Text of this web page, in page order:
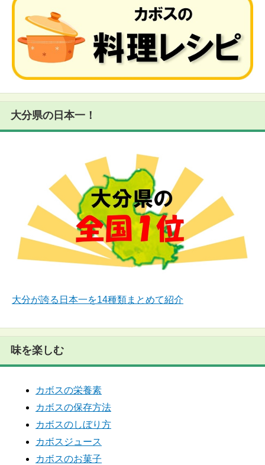
大分県の日本一！
大分が誇る日本一を14種類まとめて紹介
味を楽しむ
カボスの栄養素
カボスの保存方法
カボスのしぼり方
カボスジュース
カボスのお菓子